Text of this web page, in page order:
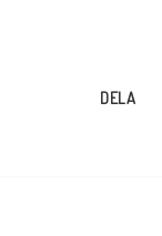
DELA